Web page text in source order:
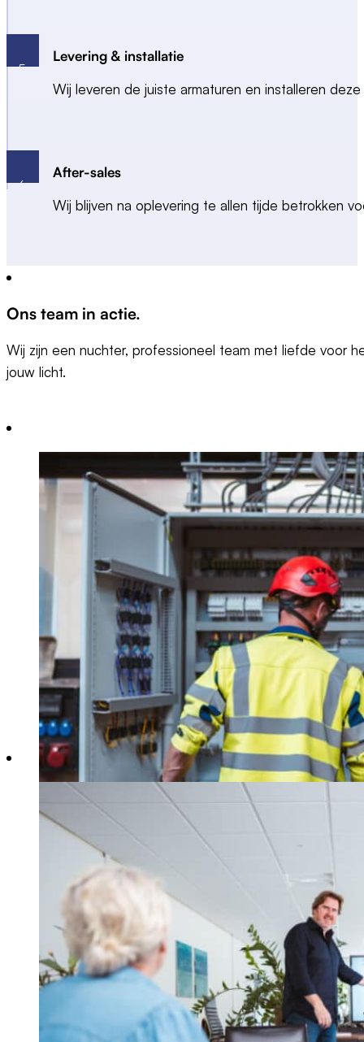
5
Levering & installatie
Wij leveren de juiste armaturen en installeren
6
After-sales
Wij blijven na oplevering te allen tijde betrokken
Ons team in actie.
Wij zijn een nuchter, professioneel team met liefde voor
jouw licht.